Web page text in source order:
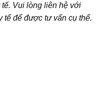
Vui lòng liên hệ với
tế để được tư vấn cụ thể.